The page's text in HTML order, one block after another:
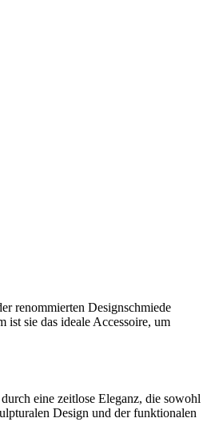
renommierten Designschmiede
sie das ideale Accessoire, um
eine zeitlose Eleganz, die sowohl
Design und der funktionalen